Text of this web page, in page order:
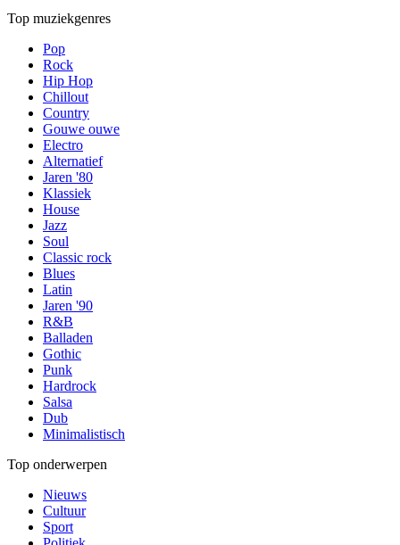
Top muziekgenres
Pop
Rock
Hip Hop
Chillout
Country
Gouwe ouwe
Electro
Alternatief
Jaren '80
Klassiek
House
Jazz
Soul
Classic rock
Blues
Latin
Jaren '90
R&B
Balladen
Gothic
Punk
Hardrock
Salsa
Dub
Minimalistisch
Top onderwerpen
Nieuws
Cultuur
Sport